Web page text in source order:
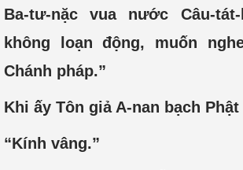
Ba-tư-nặc vua nước Câu-
không loạn động, muốn
Chánh pháp.”
Khi ấy Tôn giả A-nan bạch Phật
“Kính vâng.”